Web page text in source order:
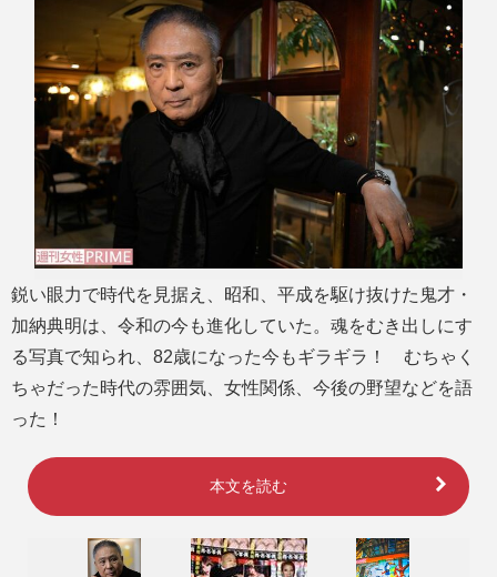
t
e
鋭い眼力で時代を見据え、昭和、平成を駆け抜けた鬼才・
加納典明は、令和の今も進化していた。魂をむき出しにす
る写真で知られ、82歳になった今もギラギラ！ むちゃく
ちゃだった時代の雰囲気、女性関係、今後の野望などを語
った！
本文を読む